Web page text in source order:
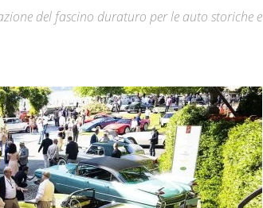
del fascino duraturo per le auto storiche e